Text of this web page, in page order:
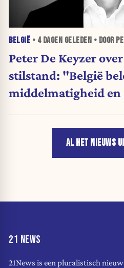
BELGIË • 4 DAGEN GELEDEN • DOOR
Peter De Keyzer
stilstand: "België
middelmatigheid
AL HET NIEUWS
21 NEWS
21News is een pluralistisch